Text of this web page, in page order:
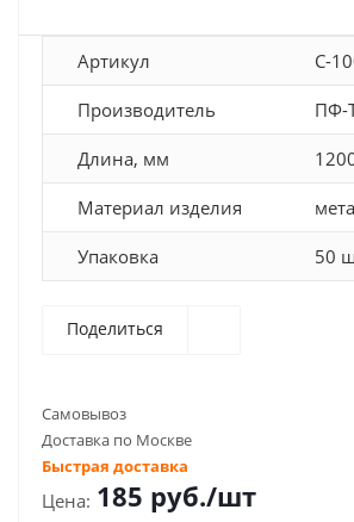
Артикул С-
Производитель ПФ-
Длина, мм
Материал изделия
Упаковка 50
Поделиться
Самовывоз
Доставка по Москве
Быстрая доставка
185 руб./шт